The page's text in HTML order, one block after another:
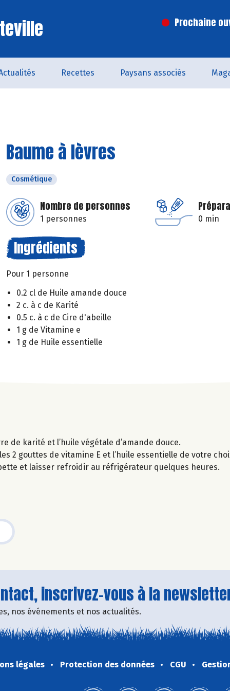
Prochaine
Recettes Paysans associés
Baume à lèvres
Cosmétique
Nombre de personnes
1 personnes 0 min
Ingrédients
Pour 1 personne
0.2 cl de Huile amande douce
2 c. à c de Karité
0.5 c. à c de Cire d'abeille
1 g de Vitamine e
1 g de Huile essentielle
de karité et l’huile végétale d’amande douce.
2 gouttes de vitamine E et l’huile essentielle de votre
et laisser refroidir au réfrigérateur quelques heures.
inscrivez-vous à la
nos événements et nos actualités.
légales Protection des données CGU